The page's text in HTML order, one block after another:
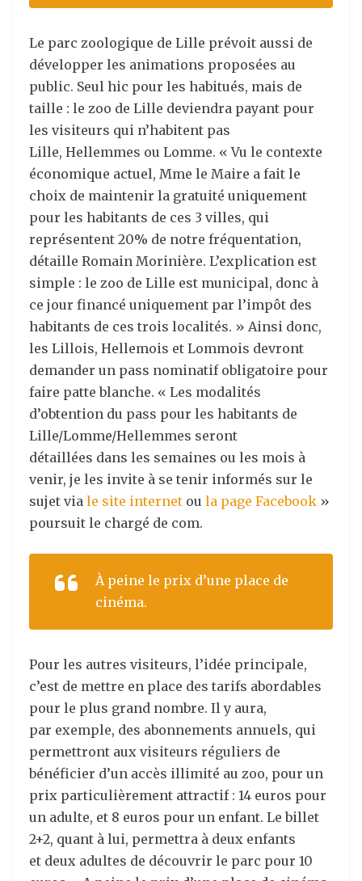
Le parc zoologique de Lille prévoit aussi de
développer les animations proposées au
public. Seul hic pour les habitués, mais de
taille : le zoo de Lille deviendra payant pour
les visiteurs qui n’habitent pas
Lille, Hellemmes ou Lomme. « Vu le contexte
économique actuel, Mme le Maire a fait le
choix de maintenir la gratuité uniquement
pour les habitants de ces 3 villes, qui
représentent 20% de notre fréquentation,
détaille Romain Morinière. L’explication est
simple : le zoo de Lille est municipal, donc à
ce jour financé uniquement par l’impôt des
habitants de ces trois localités. » Ainsi donc,
les Lillois, Hellemois et Lommois devront
demander un pass nominatif obligatoire pour
faire patte blanche. « Les modalités
d’obtention du pass pour les habitants de
Lille/Lomme/Hellemmes seront
détaillées dans les semaines ou les mois à
venir, je les invite à se tenir informés sur le
sujet via le site internet ou la page Facebook »
poursuit le chargé de com.
À peine le prix d’une place de
cinéma.
Pour les autres visiteurs, l’idée principale,
c’est de mettre en place des tarifs abordables
pour le plus grand nombre. Il y aura,
par exemple, des abonnements annuels, qui
permettront aux visiteurs réguliers de
bénéficier d’un accès illimité au zoo, pour un
prix particulièrement attractif : 14 euros pour
un adulte, et 8 euros pour un enfant. Le billet
2+2, quant à lui, permettra à deux enfants
et deux adultes de découvrir le parc pour 10